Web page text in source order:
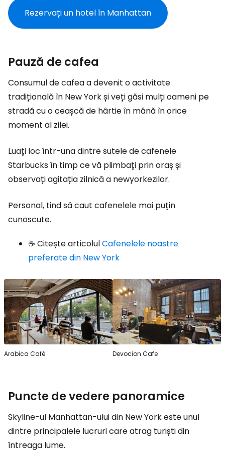
Rezervați un hotel în Manhattan
Pauză de cafea
Consumul de cafea a devenit o activitate
tradițională în New York și veți găsi mulți oameni pe
stradă cu o ceașcă de hârtie în mână în orice
moment al zilei.
Luați loc într-una dintre sutele de cafenele
Starbucks în timp ce vă plimbați prin oraș și
observați agitația zilnică a newyorkezilor.
Personal, tind să caut cafenelele mai puțin
cunoscute.
☕ Citește articolulCafenelele noastre
preferate din New York
Arabica Café Devocion Cafe
Puncte de vedere panoramice
Skyline-ul Manhattan-ului din New York este unul
dintre principalele lucruri care atrag turiști din
întreaga lume.